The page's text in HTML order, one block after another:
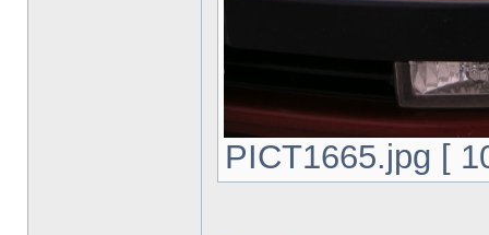
PICT1665.jpg [